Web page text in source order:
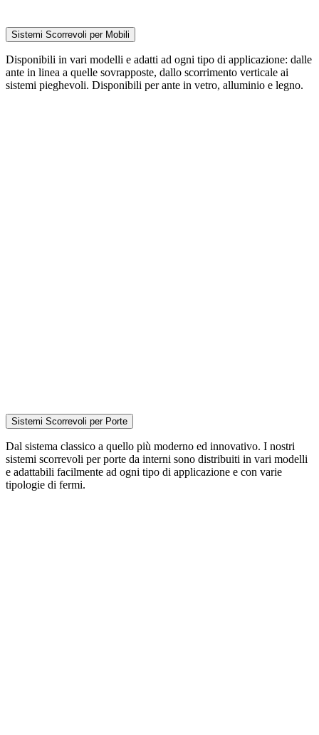
Sistemi Scorrevoli per Mobili
Disponibili in vari modelli e adatti ad ogni tipo di applicazione: dalle
ante in linea a quelle sovrapposte, dallo scorrimento verticale ai
sistemi pieghevoli. Disponibili per ante in vetro, alluminio e legno.
Sistemi Scorrevoli per Porte
Dal sistema classico a quello più moderno ed innovativo. I nostri
sistemi scorrevoli per porte da interni sono distribuiti in vari modelli
e adattabili facilmente ad ogni tipo di applicazione e con varie
tipologie di fermi.